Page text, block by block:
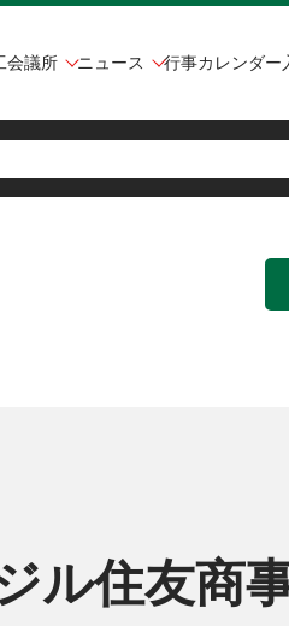
会議所 ニュース 行事カレンダー
ル住友商